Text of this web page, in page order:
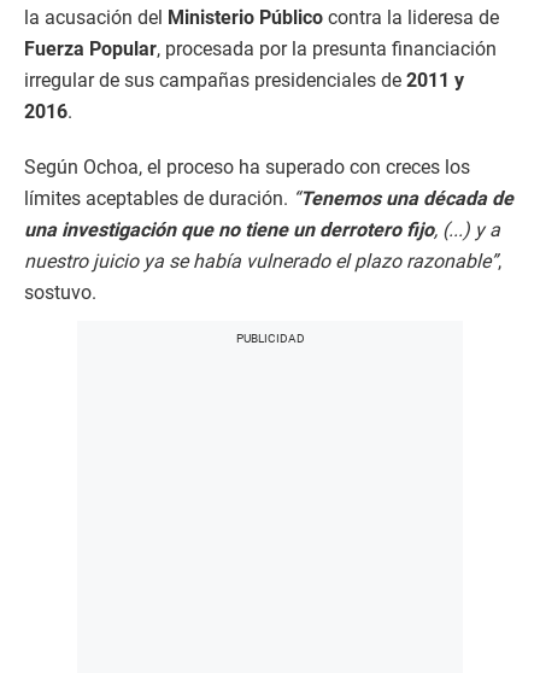
la acusación del Ministerio Público contra la lideresa de
Fuerza Popular, procesada por la presunta financiación
irregular de sus campañas presidenciales de 2011 y
2016.
Según Ochoa, el proceso ha superado con creces los
límites aceptables de duración. “Tenemos una década de
una investigación que no tiene un derrotero fijo, (...) y a
nuestro juicio ya se había vulnerado el plazo razonable”,
sostuvo.